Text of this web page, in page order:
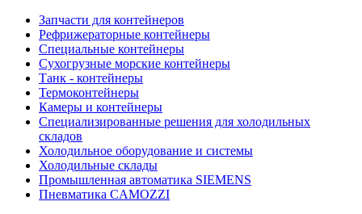
Запчасти для контейнеров
Рефрижераторные контейнеры
Специальные контейнеры
Сухогрузные морские контейнеры
Танк - контейнеры
Термоконтейнеры
Камеры и контейнеры
Специализированные решения для холодильных
складов
Холодильное оборудование и системы
Холодильные склады
Промышленная автоматика SIEMENS
Пневматика CAMOZZI